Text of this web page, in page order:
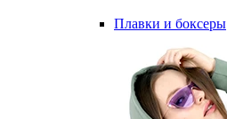
Плавки и боксеры